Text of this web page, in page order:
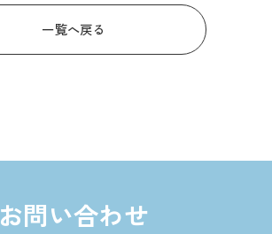
一覧へ戻る
お問い合わせ